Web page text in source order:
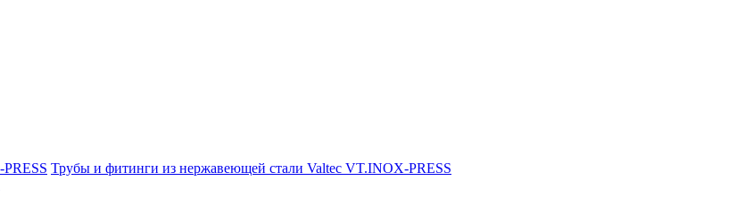
Трубы и фитинги из нержавеющей стали Valtec VT.INOX-PRESS